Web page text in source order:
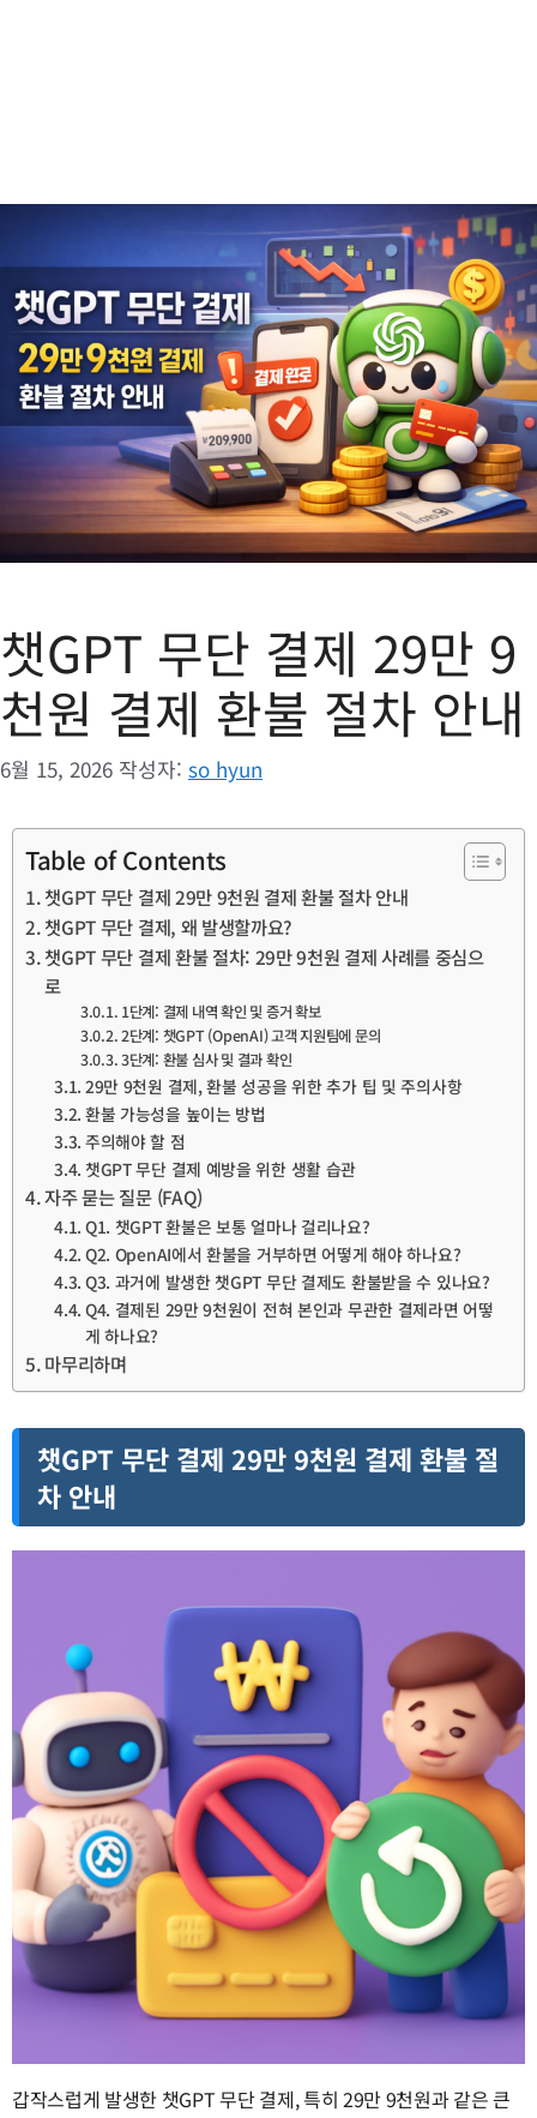
챗GPT 무단 결제 29만 9
천원 결제 환불 절차 안내
6월 15, 2026 작성자: so hyun
Table of Contents
챗GPT 무단 결제 29만 9천원 결제 환불 절차 안내
챗GPT 무단 결제, 왜 발생할까요?
챗GPT 무단 결제 환불 절차: 29만 9천원 결제 사례를 중심으
로
1단계: 결제 내역 확인 및 증거 확보
2단계: 챗GPT (OpenAI) 고객 지원팀에 문의
3단계: 환불 심사 및 결과 확인
29만 9천원 결제, 환불 성공을 위한 추가 팁 및 주의사항
환불 가능성을 높이는 방법
주의해야 할 점
챗GPT 무단 결제 예방을 위한 생활 습관
자주 묻는 질문 (FAQ)
Q1. 챗GPT 환불은 보통 얼마나 걸리나요?
Q2. OpenAI에서 환불을 거부하면 어떻게 해야 하나요?
Q3. 과거에 발생한 챗GPT 무단 결제도 환불받을 수 있나요?
Q4. 결제된 29만 9천원이 전혀 본인과 무관한 결제라면 어떻
게 하나요?
마무리하며
챗GPT 무단 결제 29만 9천원 결제 환불 절
차 안내
갑작스럽게 발생한 챗GPT 무단 결제, 특히 29만 9천원과 같은 큰